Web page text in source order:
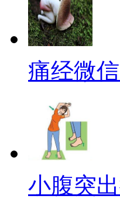
痛经微
小腹突